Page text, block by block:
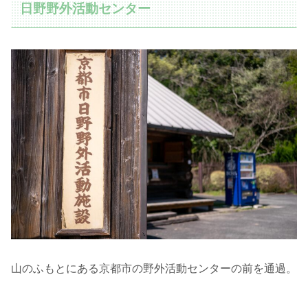
日野野外活動センター
山のふもとにある京都市の野外活動センターの前を通過。